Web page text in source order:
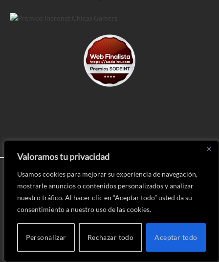
Valoramos tu privacidad
Usamos cookies para mejorar su experiencia de navegación,
mostrarle anuncios o contenidos personalizados y analizar
nuestro tráfico. Al hacer clic en “Aceptar todo” usted da su
consentimiento a nuestro uso de las cookies.
Personalizar Rechazar todo Aceptar todo
MÁS CONTENIDOS RECOMENDADOS
SNES mini: cómo añadir juegos
Emuladores para Android
Configuración PC Gamer barato por 650€
Configuración PC para todopor 700€
Configuración PC Gamer extremo:4K por 2000€
Evitar erroresa la hora de montar un PC